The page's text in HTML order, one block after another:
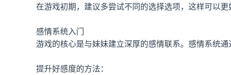
在游戏初期，建议多尝试不同的选择选项，这样可以
感情系统入门
游戏的核心是与妹妹建立深厚的感情联系。感情系统
提升好感度的方法：